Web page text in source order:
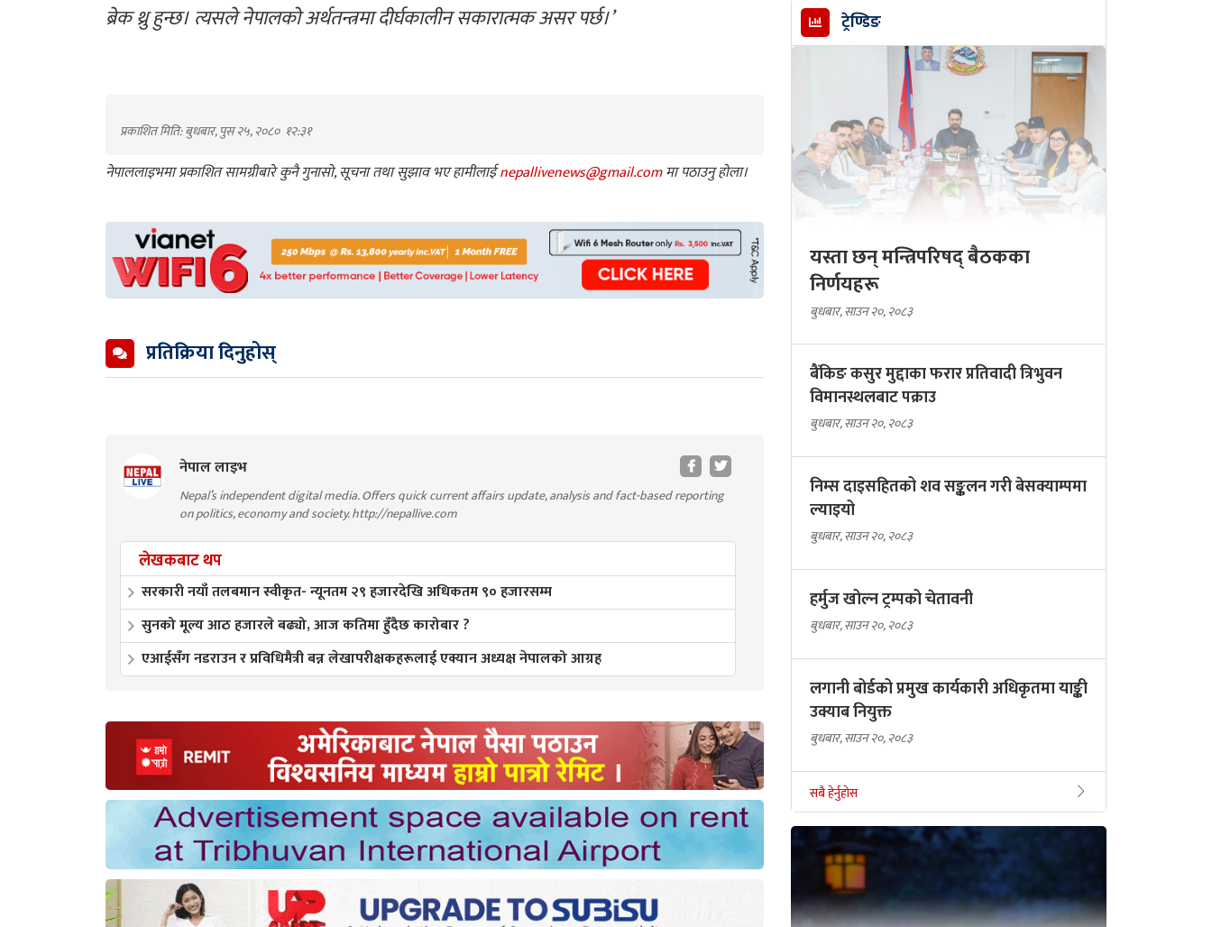
ब्रेक थ्रु हुन्छ। त्यसले नेपालको अर्थतन्त्रमा दीर्घकालीन सकारात्मक असर पर्छ।’
प्रकाशित मिति: बुधबार, पुस २५, २०८० १२:३१
नेपाललाइभमा प्रकाशित सामग्रीबारे कुनै गुनासो, सूचना तथा सुझाव भए हामीलाईnepallivenews@gmail.comमा पठाउनु होला।
प्रतिक्रिया दिनुहोस्
नेपाल लाइभ
Nepal’s independent digital media. Offers quick current affairs update, analysis and fact-based reporting
on politics, economy and society. http://nepallive.com
लेखकबाट थप
सरकारी नयाँ तलबमान स्वीकृत- न्यूनतम २९ हजारदेखि अधिकतम ९० हजारसम्म
सुनको मूल्य आठ हजारले बढ्यो, आज कतिमा हुँदैछ कारोबार ?
एआईसँग नडराउन र प्रविधिमैत्री बन्न लेखापरीक्षकहरूलाई एक्यान अध्यक्ष नेपालको आग्रह
ट्रेण्डिङ
यस्ता छन् मन्त्रिपरिषद् बैठकका
निर्णयहरू
बुधबार, साउन २०, २०८३
बैंकिङ कसुर मुद्दाका फरार प्रतिवादी त्रिभुवन
विमानस्थलबाट पक्राउ
बुधबार, साउन २०, २०८३
निम्स दाइसहितको शव सङ्कलन गरी बेसक्याम्पमा
ल्याइयो
बुधबार, साउन २०, २०८३
हर्मुज खोल्न ट्रम्पको चेतावनी
बुधबार, साउन २०, २०८३
लगानी बोर्डको प्रमुख कार्यकारी अधिकृतमा याङ्की
उक्याब नियुक्त
बुधबार, साउन २०, २०८३
सबै हेर्नुहोस